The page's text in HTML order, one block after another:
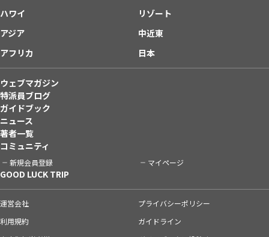
ハワイ
リゾート
アジア
中近東
アフリカ
日本
ウェブマガジン
特派員ブログ
ガイドブック
ニュース
著者一覧
コミュニティ
新規会員登録 マイページ
GOOD LUCK TRIP
運営会社
プライバシーポリシー
利用規約
ガイドライン